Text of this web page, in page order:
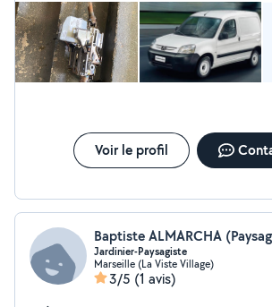
Voir le profil
Baptiste ALMARCHA
Jardinier-Paysagiste
Marseille (La Viste Village)
3/5 (1 avis)